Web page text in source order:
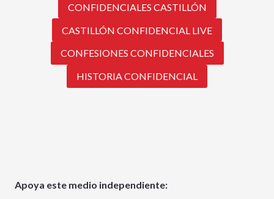
CONFIDENCIALES CASTILLÓN
CASTILLÓN CONFIDENCIAL LIVE
CONFESIONES CONFIDENCIALES
HISTORIA CONFIDENCIAL
Apoya este medio independiente: